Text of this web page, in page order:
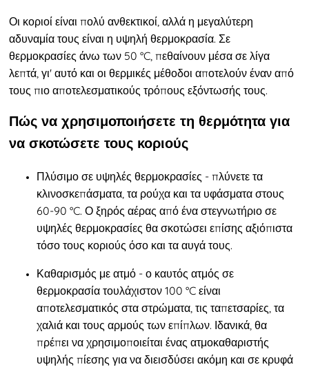
Οι κοριοί είναι πολύ ανθεκτικοί, αλλά η μεγαλύτερη
αδυναμία τους είναι η υψηλή θερμοκρασία. Σε
θερμοκρασίες άνω των 50 °C, πεθαίνουν μέσα σε λίγα
λεπτά, γι' αυτό και οι θερμικές μέθοδοι αποτελούν έναν από
τους πιο αποτελεσματικούς τρόπους εξόντωσής τους.
Πώς να χρησιμοποιήσετε τη θερμότητα για
να σκοτώσετε τους κοριούς
Πλύσιμο σε υψηλές θερμοκρασίες - πλύνετε τα
κλινοσκεπάσματα, τα ρούχα και τα υφάσματα στους
60-90 °C. Ο ξηρός αέρας από ένα στεγνωτήριο σε
υψηλές θερμοκρασίες θα σκοτώσει επίσης αξιόπιστα
τόσο τους κοριούς όσο και τα αυγά τους.
Καθαρισμός με ατμό - ο καυτός ατμός σε
θερμοκρασία τουλάχιστον 100 °C είναι
αποτελεσματικός στα στρώματα, τις ταπετσαρίες, τα
χαλιά και τους αρμούς των επίπλων. Ιδανικά, θα
πρέπει να χρησιμοποιείται ένας ατμοκαθαριστής
υψηλής πίεσης για να διεισδύσει ακόμη και σε κρυφά